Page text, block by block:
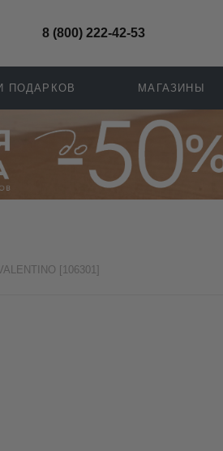
8 (800) 222-42-53
ПОДАРКОВ МАГАЗИНЫ
[106301]